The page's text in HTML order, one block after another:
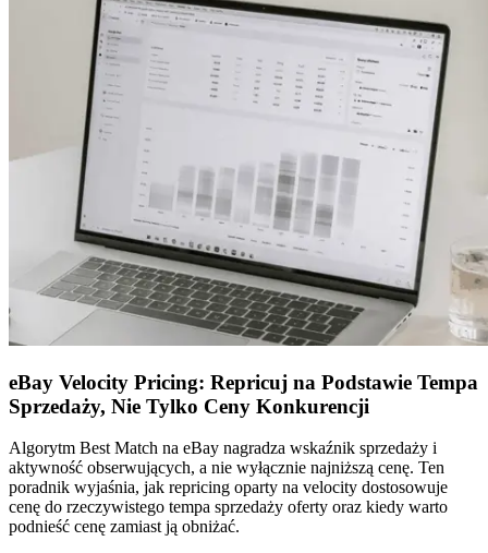
eBay Velocity Pricing: Repricuj na Podstawie Tempa
Sprzedaży, Nie Tylko Ceny Konkurencji
Algorytm Best Match na eBay nagradza wskaźnik sprzedaży i
aktywność obserwujących, a nie wyłącznie najniższą cenę. Ten
poradnik wyjaśnia, jak repricing oparty na velocity dostosowuje
cenę do rzeczywistego tempa sprzedaży oferty oraz kiedy warto
podnieść cenę zamiast ją obniżać.